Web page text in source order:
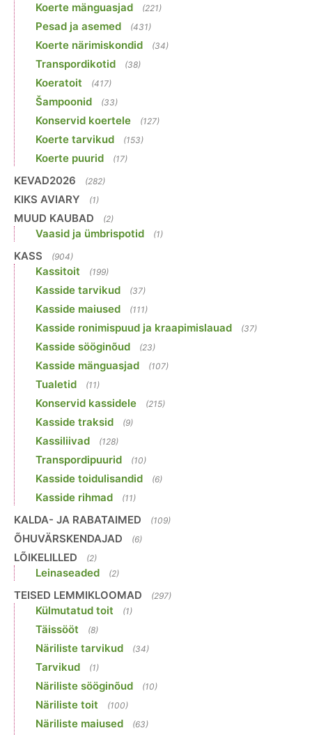
Koerte mänguasjad (221)
Pesad ja asemed (431)
Koerte närimiskondid (34)
Transpordikotid (38)
Koeratoit (417)
Šampoonid (33)
Konservid koertele (127)
Koerte tarvikud (153)
Koerte puurid (17)
KEVAD2026 (282)
KIKS AVIARY (1)
MUUD KAUBAD (2)
Vaasid ja ümbrispotid (1)
KASS (904)
Kassitoit (199)
Kasside tarvikud (37)
Kasside maiused (111)
Kasside ronimispuud ja kraapimislauad (37)
Kasside sööginõud (23)
Kasside mänguasjad (107)
Tualetid (11)
Konservid kassidele (215)
Kasside traksid (9)
Kassiliivad (128)
Transpordipuurid (10)
Kasside toidulisandid (6)
Kasside rihmad (11)
KALDA- JA RABATAIMED (109)
ÕHUVÄRSKENDAJAD (6)
LÕIKELILLED (2)
Leinaseaded (2)
TEISED LEMMIKLOOMAD (297)
Külmutatud toit (1)
Täissööt (8)
Näriliste tarvikud (34)
Tarvikud (1)
Näriliste sööginõud (10)
Näriliste toit (100)
Näriliste maiused (63)